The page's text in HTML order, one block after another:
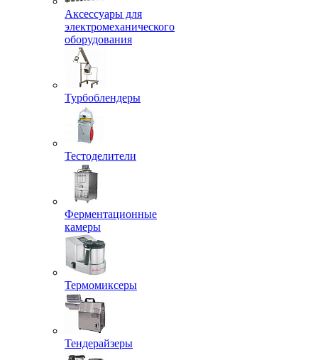
Аксессуары для
электромеханического
оборудования
Турбоблендеры
Тестоделители
Ферментационные
камеры
Термомиксеры
Тендерайзеры